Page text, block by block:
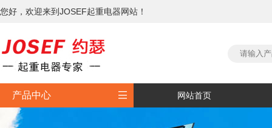
您好，欢迎来到JOSEF起重电器网站！
产品中心  网站首页